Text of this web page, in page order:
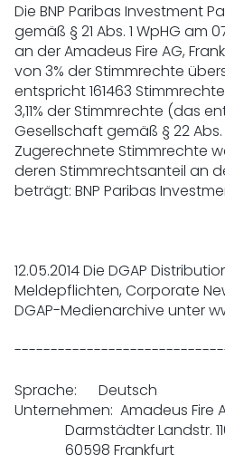
Die BNP Paribas Investment
gemäß § 21 Abs. 1 WpHG am
an der Amadeus Fire AG,
von 3% der Stimmrechte
entspricht 161463
3,11% der Stimmrechte (das
Gesellschaft gemäß § 22 Abs.
Zugerechnete Stimmrechte
deren Stimmrechtsanteil an
beträgt: BNP Paribas
12.05.2014 Die DGAP
Meldepflichten, Corporate
DGAP-Medienarchive unter
Sprache:      Deutsch
Unternehmen:  Amadeus Fire
Darmstädter Landstr.
              60598 Frankfurt